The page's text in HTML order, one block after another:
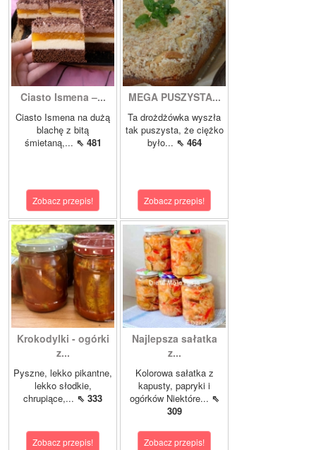
Ciasto Ismena –...
Ciasto Ismena na dużą
blachę z bitą
śmietaną,... ⇖ 481
Zobacz przepis!
MEGA PUSZYSTA...
Ta drożdżówka wyszła
tak puszysta, że ciężko
było... ⇖ 464
Zobacz przepis!
Krokodylki - ogórki
z...
Pyszne, lekko pikantne,
lekko słodkie,
chrupiące,... ⇖ 333
Zobacz przepis!
Najlepsza sałatka
z...
Kolorowa sałatka z
kapusty, papryki i
ogórków Niektóre... ⇖
309
Zobacz przepis!